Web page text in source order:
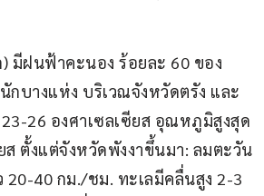
มีฝนฟ้าคะนอง ร้อยละ 60 ของ
บางแห่ง บริเวณจังหวัดตรัง และ
26 องศาเซลเซียส อุณหภูมิสูงสุด
ส ตั้งแต่จังหวัดพังงาขึ้นมา: ลมตะวัน
20-40 กม./ชม. ทะเลมีคลื่นสูง 2-3